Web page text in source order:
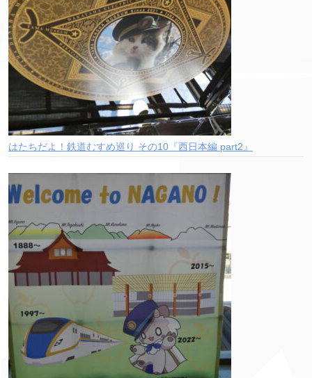
はたちだよ！鉄道むすめ巡り その10『西日本編 part2』